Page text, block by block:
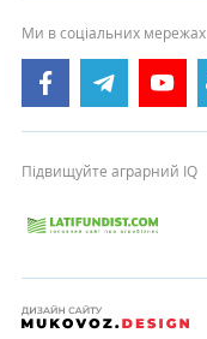
Ми в соціальних мережах
Підвищуйте аграрний IQ